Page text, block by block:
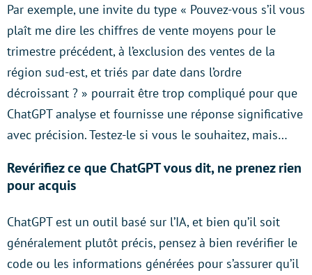
Par exemple, une invite du type « Pouvez-vous s’il vous
plaît me dire les chiffres de vente moyens pour le
trimestre précédent, à l’exclusion des ventes de la
région sud-est, et triés par date dans l’ordre
décroissant ? » pourrait être trop compliqué pour que
ChatGPT analyse et fournisse une réponse significative
avec précision. Testez-le si vous le souhaitez, mais…
Revérifiez ce que ChatGPT vous dit, ne prenez rien
pour acquis
ChatGPT est un outil basé sur l’IA, et bien qu’il soit
généralement plutôt précis, pensez à bien revérifier le
code ou les informations générées pour s’assurer qu’il